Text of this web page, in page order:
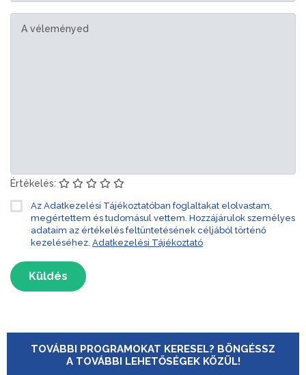
Értékelés:
Az Adatkezelési Tájékoztatóban foglaltakat elolvastam,
megértettem és tudomásul vettem. Hozzájárulok személyes
adataim az értékelés feltüntetésének céljából történő
kezeléséhez. Adatkezelési Tájékoztató
Küldés
TOVÁBBI PROGRAMOKAT KERESEL? BÖNGÉSSZ
A TOVÁBBI LEHETŐSÉGEK KÖZÜL!